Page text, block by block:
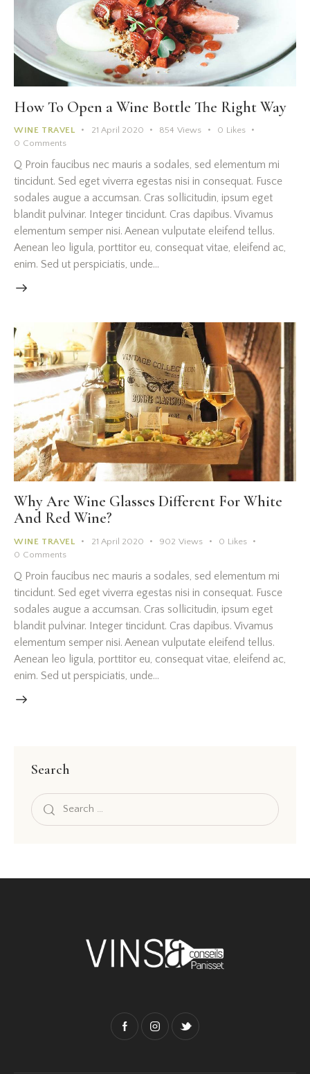
How To Open a Wine Bottle The Right Way
WINE TRAVEL 21 April 2020 854 Views 0 Likes
0 Comments
Q Proin faucibus nec mauris a sodales, sed elementum mi
tincidunt. Sed eget viverra egestas nisi in consequat. Fusce
sodales augue a accumsan. Cras sollicitudin, ipsum eget
blandit pulvinar. Integer tincidunt. Cras dapibus. Vivamus
elementum semper nisi. Aenean vulputate eleifend tellus.
Aenean leo ligula, porttitor eu, consequat vitae, eleifend ac,
enim. Sed ut perspiciatis, unde…
Why Are Wine Glasses Different For White
And Red Wine?
WINE TRAVEL 21 April 2020 902 Views 0 Likes
0 Comments
Q Proin faucibus nec mauris a sodales, sed elementum mi
tincidunt. Sed eget viverra egestas nisi in consequat. Fusce
sodales augue a accumsan. Cras sollicitudin, ipsum eget
blandit pulvinar. Integer tincidunt. Cras dapibus. Vivamus
elementum semper nisi. Aenean vulputate eleifend tellus.
Aenean leo ligula, porttitor eu, consequat vitae, eleifend ac,
enim. Sed ut perspiciatis, unde…
Search